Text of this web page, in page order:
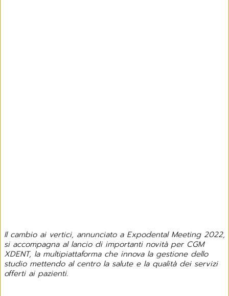
Il cambio ai vertici, annunciato a Expodental Meeting 2022,
si accompagna al lancio di importanti novità per CGM
XDENT, la multipiattaforma che innova la gestione dello
studio mettendo al centro la salute e la qualità dei servizi
offerti ai pazienti.